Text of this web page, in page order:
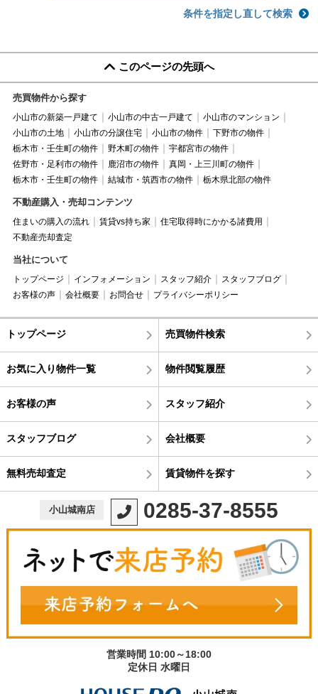
条件を指定し直して検索
このページの先頭へ
売買物件から探す
小山市の新築一戸建て 小山市の中古一戸建て
小山市のマンション
小山市の土地
小山市の分譲住宅 小山市の物件
下野市の物件
栃木市・壬生町の物件
野木町の物件
宇都宮市の物件
佐野市・足利市の物件
鹿沼市の物件
真岡・上三川町の物件
栃木市・壬生町の物件
結城市・筑西市の物件 栃木県北部の物件
不動産購入・売却コンテンツ
住まいの購入の流れ 賃貸vs持ち家
住宅取得時にかかる諸費用
不動産売却査定
当社について
トップページ インフォメーション スタッフ紹介
スタッフブログ
お客様の声
会社概要 お問合せ プライバシーポリシー
トップページ 売買物件検索
お気に入り物件一覧 物件閲覧履歴
お客様の声 スタッフ紹介
スタッフブログ 会社概要
無料売却査定 賃貸物件を探す
小山城南店 0285-37-8555
営業時間 10:00～18:00
定休日 水曜日